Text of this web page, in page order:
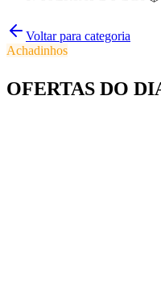
Voltar para categoria
Achadinhos
OFERTAS DO